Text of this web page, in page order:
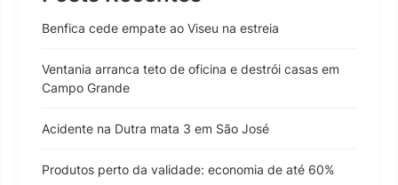
Benfica cede empate ao Viseu na estreia
Ventania arranca teto de oficina e destrói casas em
Campo Grande
Acidente na Dutra mata 3 em São José
Produtos perto da validade: economia de até 60%